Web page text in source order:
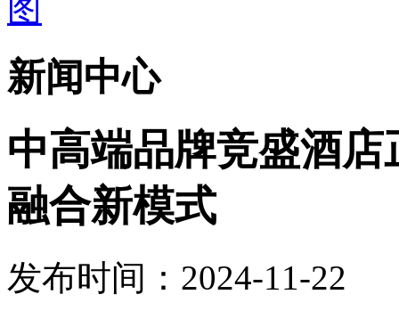
新闻中心
中高端品牌竞盛酒
融合新模式
发布时间：2024-11-22